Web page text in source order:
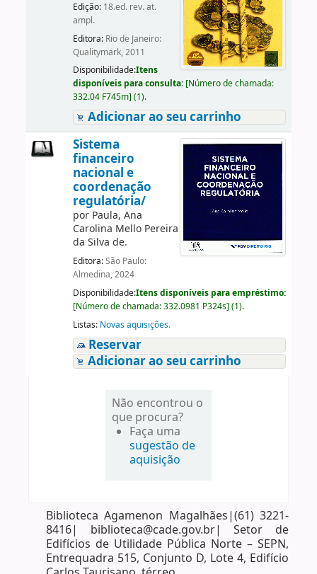
Edição: 18.ed. rev. at.
ampl.
Editora: Rio de Janeiro:
Qualitymark, 2011
Disponibilidade:Itens
disponíveis para consulta: [Número de chamada:
332.04 F745m] (1).
Adicionar ao seu carrinho
Sistema
financeiro
nacional e
coordenação
regulatória/
por Paula, Ana
Carolina Mello Pereira
da Silva de.
Editora:São Paulo:
Almedina, 2024
Disponibilidade:Itens disponíveis para empréstimo:
[Número de chamada:332.0981 P324s] (1).
Listas: Novas aquisições.
Reservar
Adicionar ao seu carrinho
Não encontrou o
que procura?
Faça uma
sugestão de
aquisição
Biblioteca Agamenon Magalhães|(61) 3221-
8416| biblioteca@cade.gov.br| Setor de
Edifícios de Utilidade Pública Norte – SEPN,
Entrequadra 515, Conjunto D, Lote 4, Edifício